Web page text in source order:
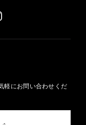
軽にお問い合わせくだ